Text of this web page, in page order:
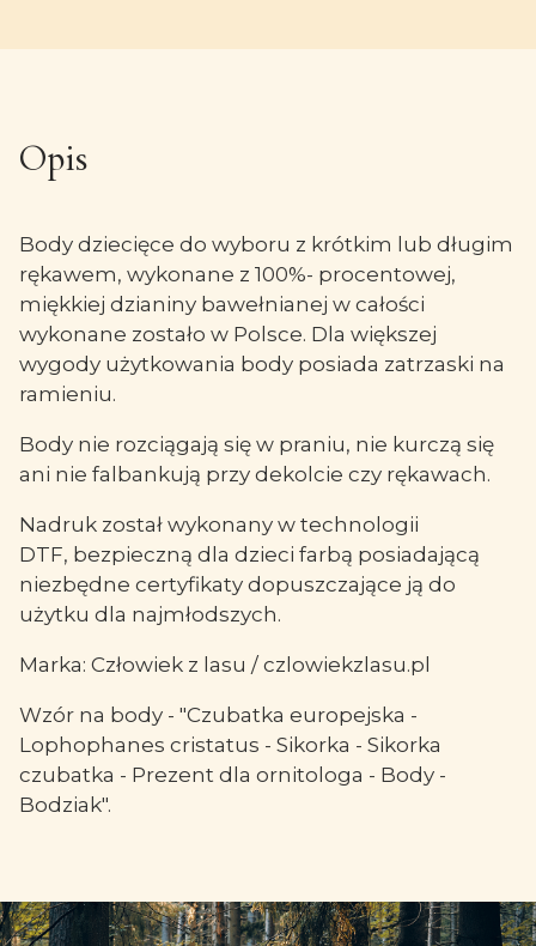
Opis
Body dziecięce do wyboru z krótkim lub długim
rękawem, wykonane z 100%- procentowej,
miękkiej dzianiny bawełnianej w całości
wykonane zostało w Polsce. Dla większej
wygody użytkowania body posiada zatrzaski na
ramieniu.
Body nie rozciągają się w praniu, nie kurczą się
ani nie falbankują przy dekolcie czy rękawach.
Nadruk został wykonany w technologii
DTF, bezpieczną dla dzieci farbą posiadającą
niezbędne certyfikaty dopuszczające ją do
użytku dla najmłodszych.
Marka: Człowiek z lasu / czlowiekzlasu.pl
Wzór na body - "Czubatka europejska -
Lophophanes cristatus - Sikorka - Sikorka
czubatka - Prezent dla ornitologa - Body -
Bodziak".